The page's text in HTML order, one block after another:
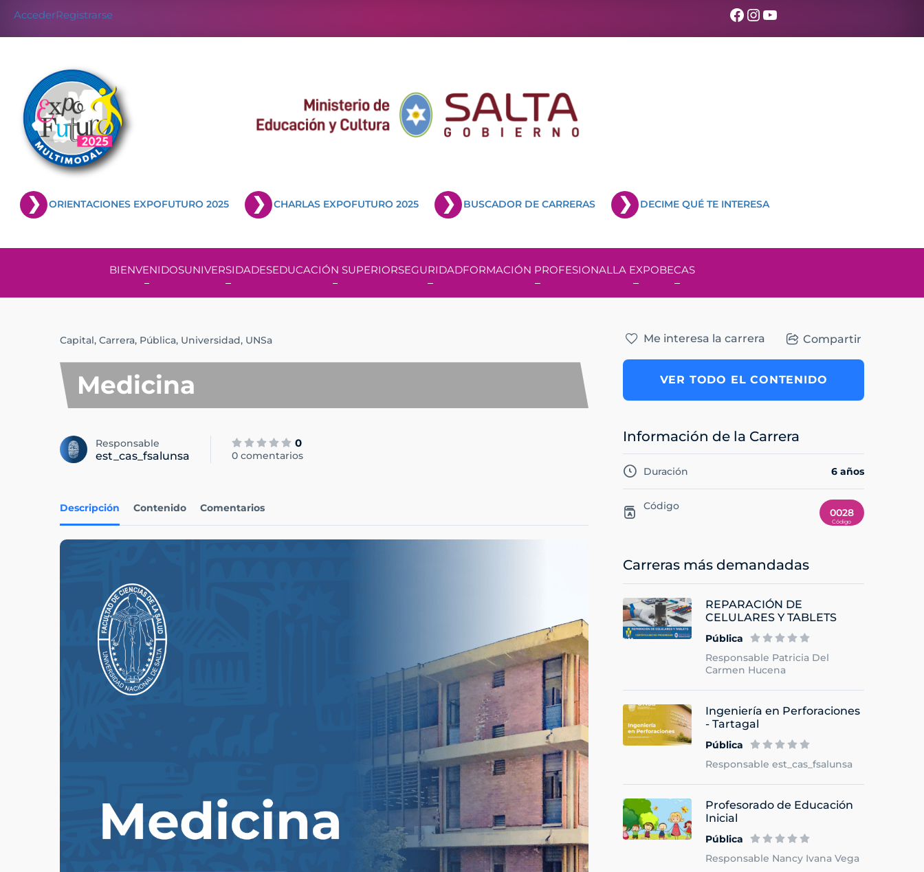
AccederRegistrarse Facebook
Instagram
YouTube
ORIENTACIONES EXPOFUTURO 2025 CHARLAS EXPOFUTURO 2025 BUSCADOR DE CARRERAS DECIME QUÉ TE INTERESA
BIENVENIDOSUNIVERSIDADESEDUCACIÓN SUPERIORSEGURIDADFORMACIÓN PROFESIONALLA EXPOBECAS
Capital, Carrera, Pública, Universidad, UNSa
Medicina
Responsable
est_cas_fsalunsa
0
0 comentarios
Descripción Contenido Comentarios
Me interesa la carrera Compartir
VER TODO EL CONTENIDO
Información de la Carrera
Duración 6 años
Código
0028
Carreras más demandadas
REPARACIÓN DE
CELULARES Y TABLETS
Pública
Responsable Patricia Del
Carmen Hucena
Ingeniería en Perforaciones
- Tartagal
Pública
Responsable est_cas_fsalunsa
Profesorado de Educación
Inicial
Pública
Responsable Nancy Ivana Vega